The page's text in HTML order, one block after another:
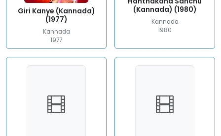
Giri Kanye (Kannada)
(1977)
Kannada
1977
(Kannada) (1980)
Kannada
1980